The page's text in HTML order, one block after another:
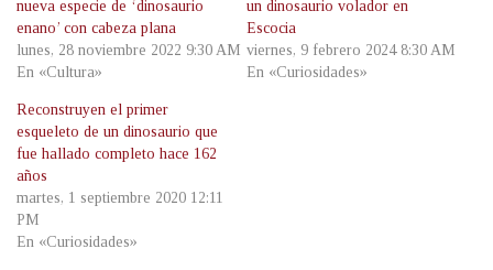
nueva especie de ‘dinosaurio
enano’ con cabeza plana
lunes, 28 noviembre 2022 9:30 AM
En «Cultura»
un dinosaurio volador en
Escocia
viernes, 9 febrero 2024 8:30 AM
En «Curiosidades»
Reconstruyen el primer
esqueleto de un dinosaurio que
fue hallado completo hace 162
años
martes, 1 septiembre 2020 12:11
PM
En «Curiosidades»